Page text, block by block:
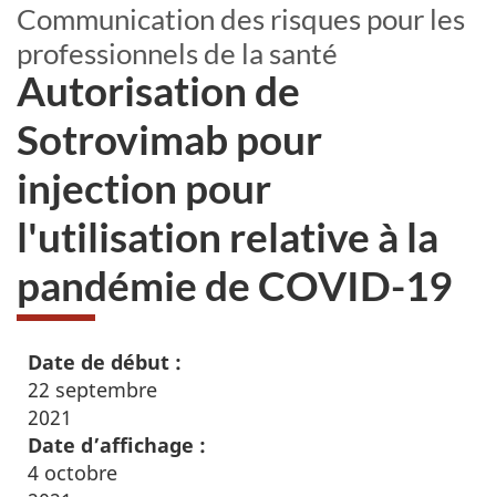
Communication des risques pour les
professionnels de la santé
Autorisation de
Sotrovimab pour
injection pour
l'utilisation relative à la
pandémie de COVID-19
Date de début :
22 septembre
2021
Date d’affichage :
4 octobre